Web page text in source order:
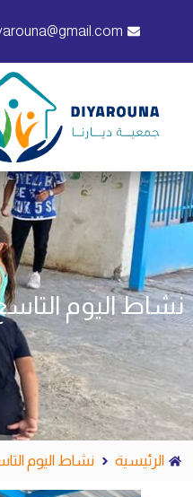
نشاط اليوم
الرئيسية نشاط اليوم